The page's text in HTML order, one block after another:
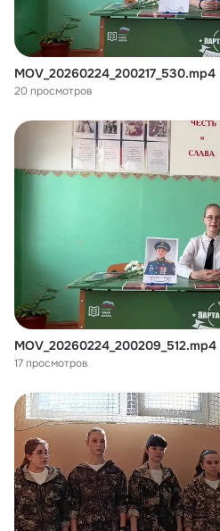
MOV_20260224_200217_530.mp4
20 просмотров
MOV_20260224_200209_512.mp4
17 просмотров